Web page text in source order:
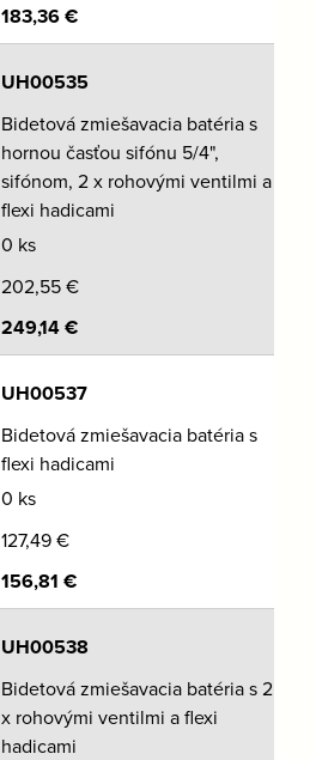
183,36€
UH00535
Bidetová zmiešavacia batéria s
hornou časťou sifónu 5/4",
sifónom, 2 x rohovými ventilmi a
flexi hadicami
0 ks
202,55€
249,14€
UH00537
Bidetová zmiešavacia batéria s
flexi hadicami
0 ks
127,49€
156,81 €
UH00538
Bidetová zmiešavacia batéria s 2
x rohovými ventilmi a flexi
hadicami